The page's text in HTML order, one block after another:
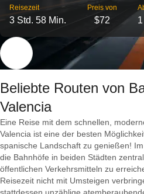
Reisezeit
3 Std. 58 Min.
Preis von
$72 1
Beliebte Routen von
Valencia
Eine Reise mit dem schnellen,
Valencia ist eine der besten
spanische Landschaft zu genießen!
die Bahnhöfe in beiden Städten
öffentlichen Verkehrsmitteln zu
Reisezeit nicht mit Umsteigen